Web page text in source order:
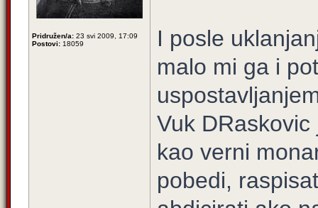
Pridružen/a: 23 svi 2009, 17:09
Postovi: 18059
I posle
malo mi ga i
Vuk
kao verni
pobedi,